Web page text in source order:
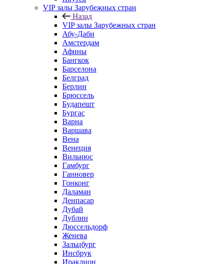
VIP залы Зарубежных стран
Назад
VIP залы Зарубежных стран
Абу-Даби
Амстердам
Афины
Бангкок
Барселона
Белград
Берлин
Брюссель
Будапешт
Бургас
Варна
Варшава
Вена
Венеция
Вильнюс
Гамбург
Ганновер
Гонконг
Даламан
Денпасар
Дубай
Дублин
Дюссельдорф
Женева
Зальцбург
Инсбрук
Ираклион